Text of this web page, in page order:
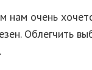
нам очень
Облегчить